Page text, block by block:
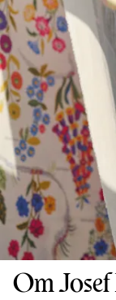
Om Josef